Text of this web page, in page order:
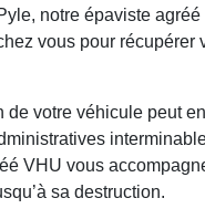
notre épaviste
vous pour récupérer
de votre véhicule peut
VHU vous
sa destruction.